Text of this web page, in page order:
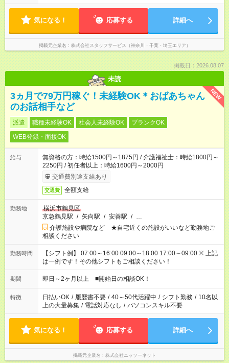
気になる！ 応募する 詳細へ
掲載元企業名 株式会社スタッフサービス（神奈川・千葉・埼玉エリア）
掲載日：2026.08.07
未読
NEW
3ヵ月で79万円稼ぐ！未経験OK＊おばあちゃん
のお話相手など
派遣 職種未経験OK 社会人未経験OK
ブランクOK
WEB登録・面接OK
給与
無資格の方：時給1500円～1875円 / 介護福祉士：時給1800円～
2250円 / 初任者以上：時給1600円～2000円
交通費別途支給あり
交通費 全額支給
勤務地
横浜市鶴見区
京急鶴見駅 / 矢向駅 / 安善駅 / …
介護施設や病院など ★自宅近くの施設がいいなど勤務地ご
相談ください
勤務時間
【シフト例】 07:00～16:00 09:00～18:00 17:00～09:00 ※ 上記
は一例です！その他シフトもご相談ください！
期間 即日～2ヶ月以上 ■開始日の相談OK！
特徴 日払いOK / 履歴書不要 / 40～50代活躍中 / シフト勤務 / 10名以
上の大量募集 / 電話対応なし / パソコンスキル不要
気になる！ 応募する 詳細へ
掲載元企業名 株式会社ニッソーネット